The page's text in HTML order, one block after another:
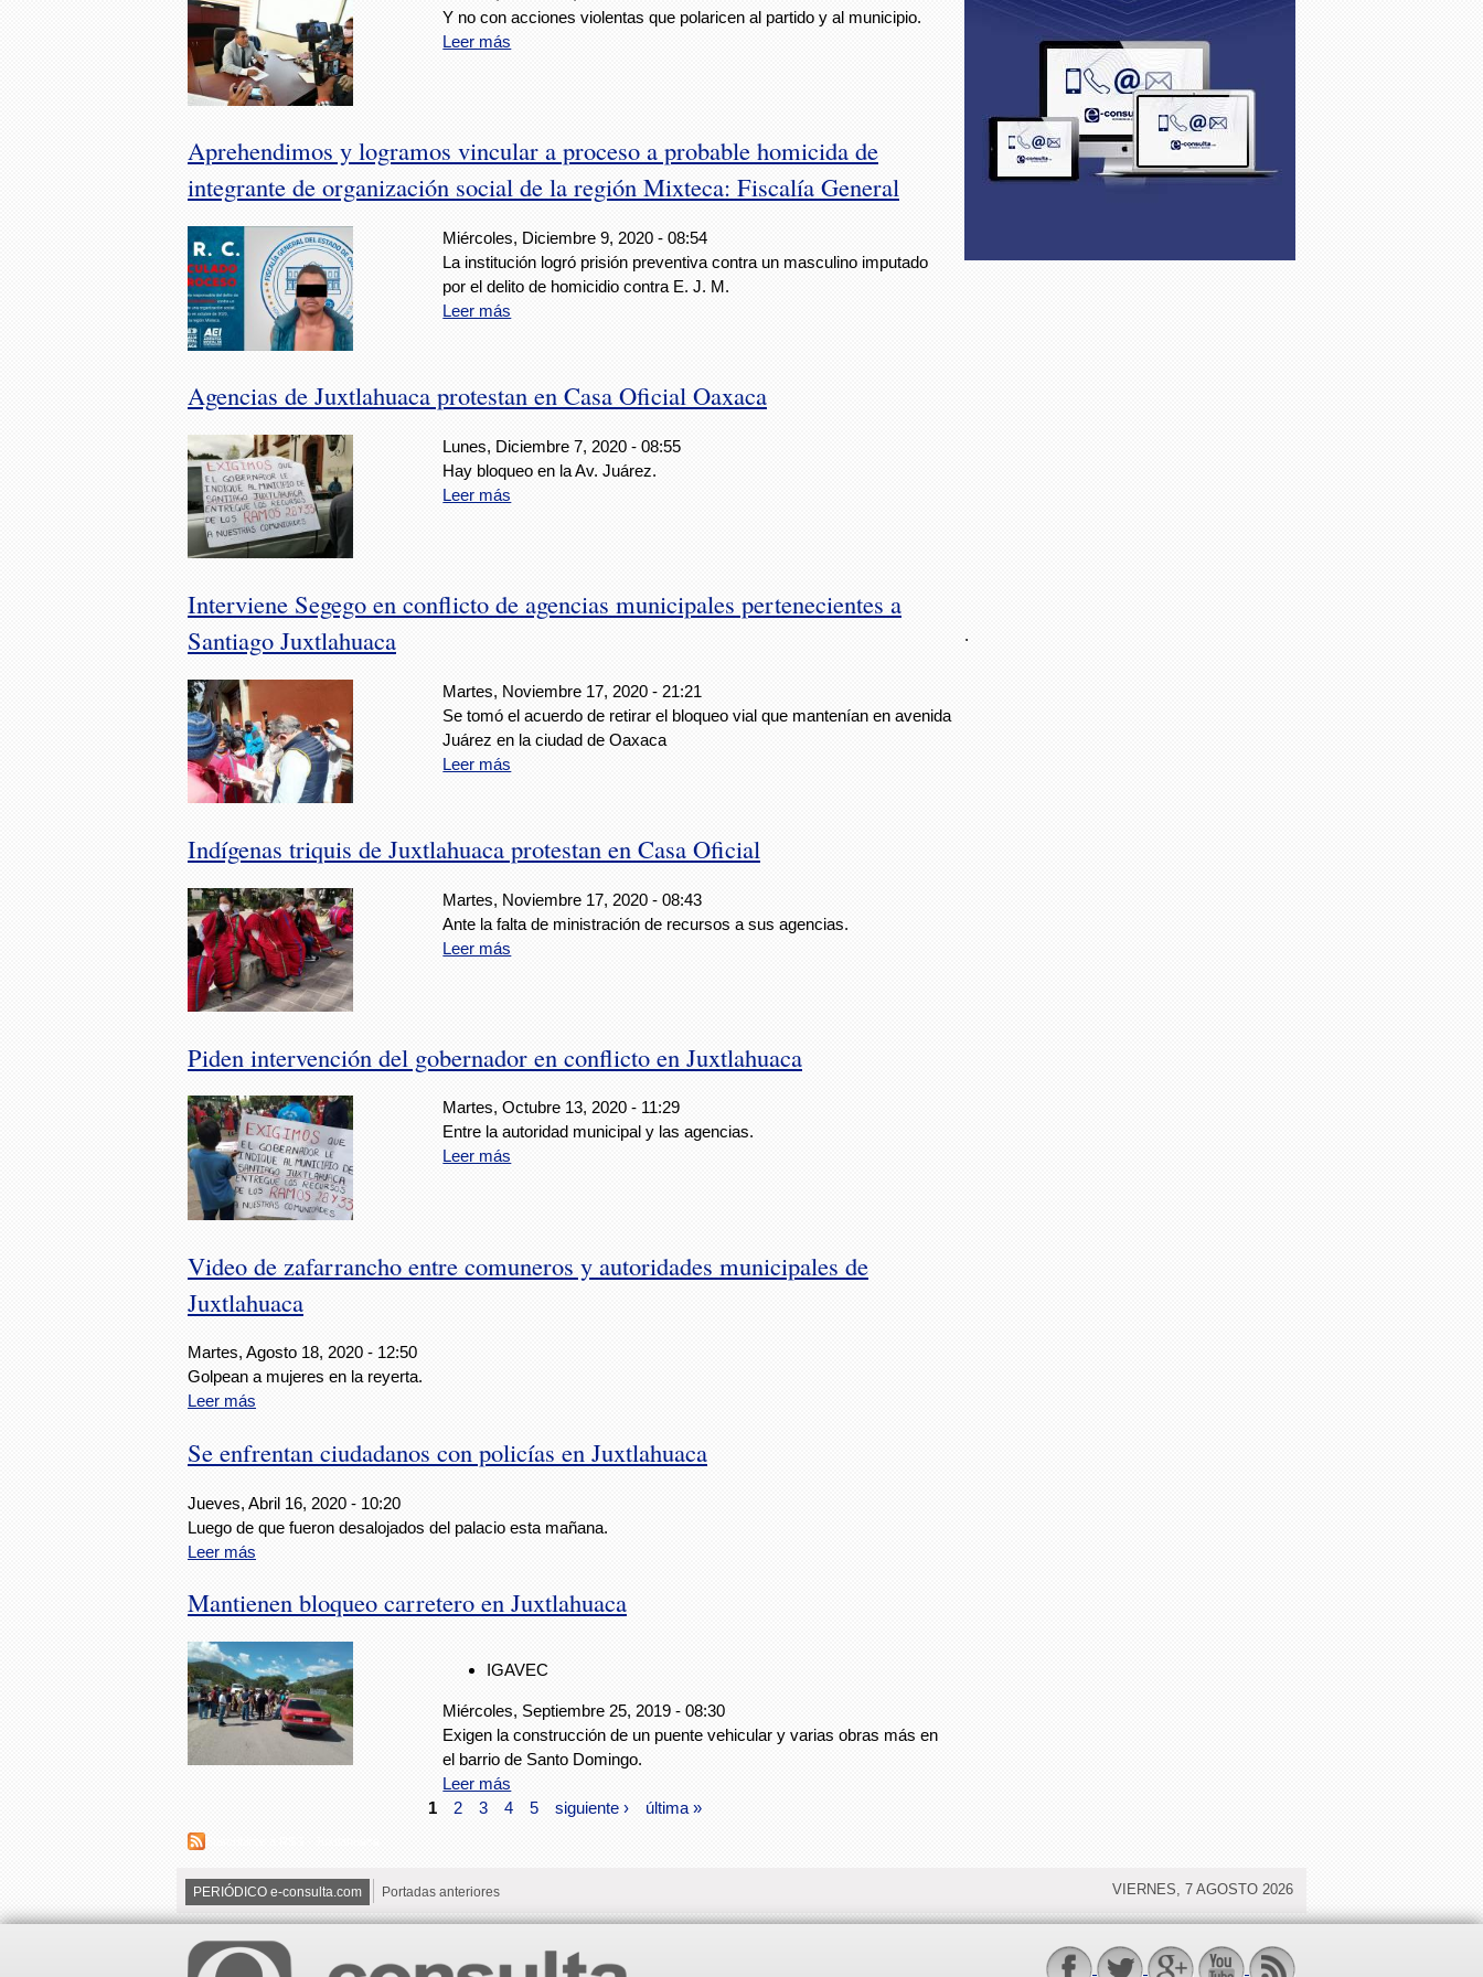
Y no con acciones violentas que polaricen al partido y al municipio.
Leer más
Aprehendimos y logramos vincular a proceso a probable homicida de
integrante de organización social de la región Mixteca: Fiscalía General
Miércoles, Diciembre 9, 2020 - 08:54
La institución logró prisión preventiva contra un masculino imputado
por el delito de homicidio contra E. J. M.
Leer más
Agencias de Juxtlahuaca protestan en Casa Oficial Oaxaca
Lunes, Diciembre 7, 2020 - 08:55
Hay bloqueo en la Av. Juárez.
Leer más
Interviene Segego en conflicto de agencias municipales pertenecientes a
Santiago Juxtlahuaca
Martes, Noviembre 17, 2020 - 21:21
Se tomó el acuerdo de retirar el bloqueo vial que mantenían en avenida
Juárez en la ciudad de Oaxaca
Leer más
Indígenas triquis de Juxtlahuaca protestan en Casa Oficial
Martes, Noviembre 17, 2020 - 08:43
Ante la falta de ministración de recursos a sus agencias.
Leer más
Piden intervención del gobernador en conflicto en Juxtlahuaca
Martes, Octubre 13, 2020 - 11:29
Entre la autoridad municipal y las agencias.
Leer más
Video de zafarrancho entre comuneros y autoridades municipales de
Juxtlahuaca
Martes, Agosto 18, 2020 - 12:50
Golpean a mujeres en la reyerta.
Leer más
Se enfrentan ciudadanos con policías en Juxtlahuaca
Jueves, Abril 16, 2020 - 10:20
Luego de que fueron desalojados del palacio esta mañana.
Leer más
Mantienen bloqueo carretero en Juxtlahuaca
IGAVEC
Miércoles, Septiembre 25, 2019 - 08:30
Exigen la construcción de un puente vehicular y varias obras más en
el barrio de Santo Domingo.
Leer más
1
2 3 4 5 siguiente › última »
.
PERIÓDICO e-consulta.com Portadas anteriores VIERNES, 7 AGOSTO 2026